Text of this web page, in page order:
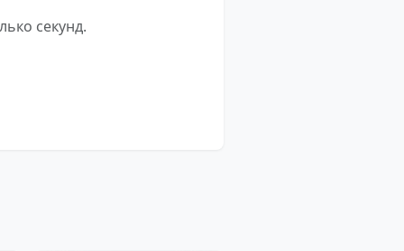
секунд.